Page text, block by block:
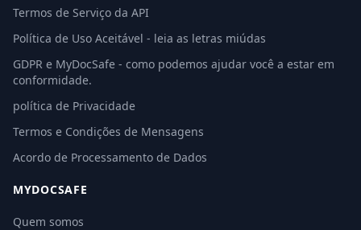
Termos de Serviço da API
Política de Uso Aceitável - leia as letras miúdas
GDPR e MyDocSafe - como podemos ajudar você a estar em
conformidade.
política de Privacidade
Termos e Condições de Mensagens
Acordo de Processamento de Dados
MYDOCSAFE
Quem somos